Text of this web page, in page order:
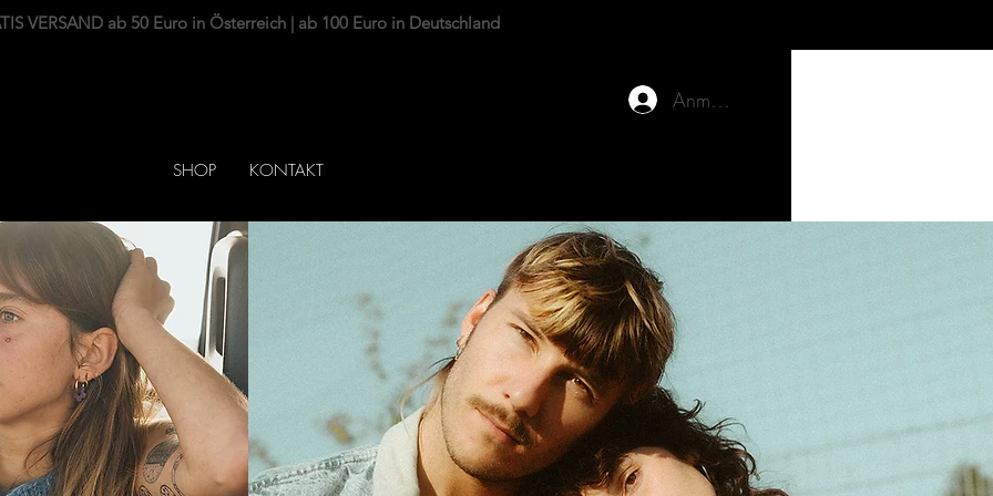
Anmelden
VERSAND ab 50 Euro in Österreich | ab 100 Euro in Deutschland
SHOP KONTAKT